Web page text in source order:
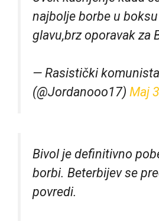
najbolje borbe u
glavu,brz oporavak za
— Rasistički komunista
(@Jordanooo17) Maj
Bivol je definitivno
borbi. Beterbijev se
povredi.